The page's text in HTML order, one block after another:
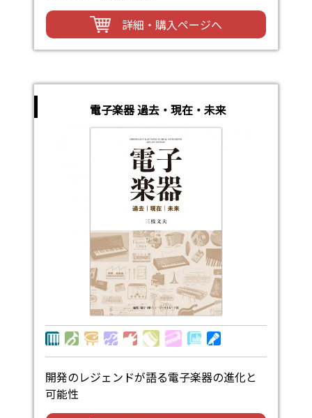
詳細・購入ページへ
電子楽器 過去・現在・未来
開発のレジェンドが語る電子楽器の進化と
可能性